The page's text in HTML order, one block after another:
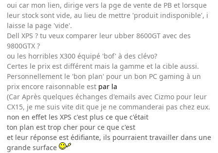
oui car mon lien, dirige vers la pge de vente de PB et lorsque
leur stock sont vide, au lieu de mettre 'produit indisponible', i
laisse la page 'vide'.
Dell XPS ? tu veux comparer leur ubber 8600GT avec des
9800GTX ?
ou les horribles X300 équipé 'bof' à des clévo?
Certes le prix est différent mais la gamme et la cible aussi.
Personnellement le 'bon plan' pour un bon PC gaming à un
prix encore raisonnable est par la
(Car Après quelques échanges d'emails avec Cizmo pour leur
CX15, je me suis vite dit que je ne commanderai pas chez eux.
non en effet les XPS c'est plus ce que c'était
ton plan est trop cher pour ce que c'est
et leur réponse est édifiante, ils pourraient travailler dans une
grande surface